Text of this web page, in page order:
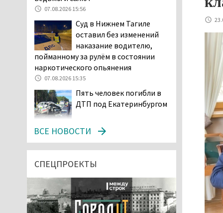
07.08.2026 15:56
Суд в Нижнем Тагиле
оставил без изменений
наказание водителю,
пойманному за рулём в состоянии
наркотического опьянения
07.08.2026 15:35
Пять человек погибли в
ДТП под Екатеринбургом
проникли в квартиру
через балкон, чтобы
07.08.2026 14:20
В Красноуральске хитрый
водитель BMW ездил с
ВСЕ НОВОСТИ
СПЕЦПРОЕКТЫ